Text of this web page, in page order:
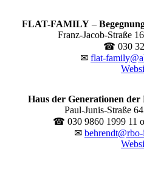
FLAT-FAMILY –
Franz-Jacob-Straße
☎ 030
✉ flat-
Haus der Generationen
Paul-Junis-Straße
☎ 030 9860 1999 11
✉